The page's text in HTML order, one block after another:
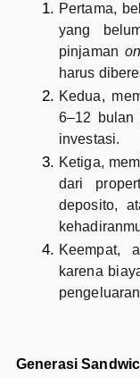
Pertama,
yang
pinjaman
harus
Kedua,
6–12 bulan
investasi.
Ketiga,
dari
deposito,
Keempat,
karena
Generasi